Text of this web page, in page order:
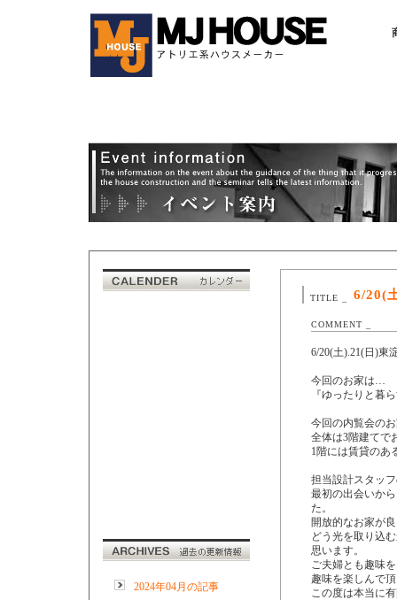
2024年04月の記事
TITLE _ 6/20(
COMMENT _
6/20(土).21(日)東
今回のお家は…
『ゆったりと暮
今回の内覧会の
全体は3階建てで
1階には賃貸のあ
担当設計スタッ
最初の出会いか
た。
開放的なお家が
どう光を取り込
思います。
ご夫婦とも趣味
趣味を楽しんで
この度は本当に